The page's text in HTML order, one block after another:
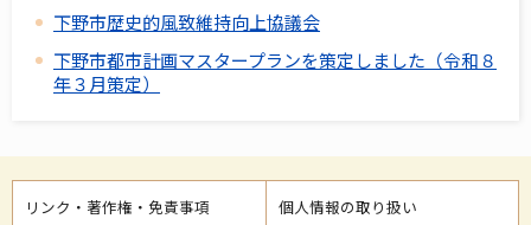
下野市歴史的風致維持向上協議会
下野市都市計画マスタープランを策定しました（令和８
年３月策定）
リンク・著作権・免責事項 個人情報の取り扱い